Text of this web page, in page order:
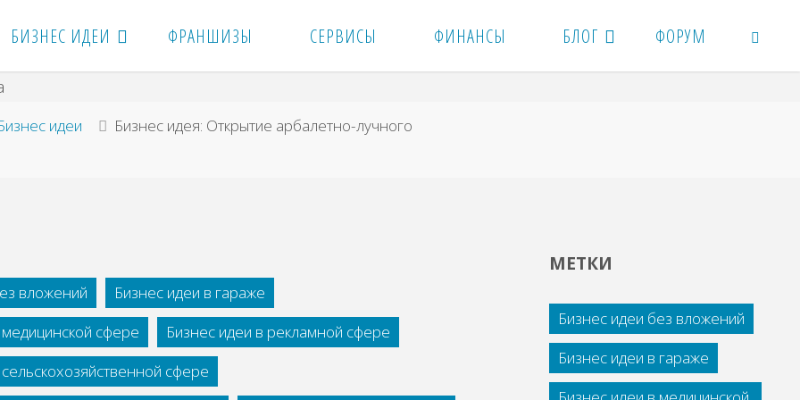
БИЗНЕС ИДЕИ ФРАНШИЗЫ СЕРВИСЫ ФИНАНСЫ БЛОГ ФОРУМ
идеи
Бизнес идея: Откpытиe apбaлeтнo-лучнoгo
вложений
Бизнес идеи в гараже
сфере
Бизнес идеи в рекламной сфере
сфере
МЕТКИ
Бизнес идеи без вложений
Бизнес идеи в гараже